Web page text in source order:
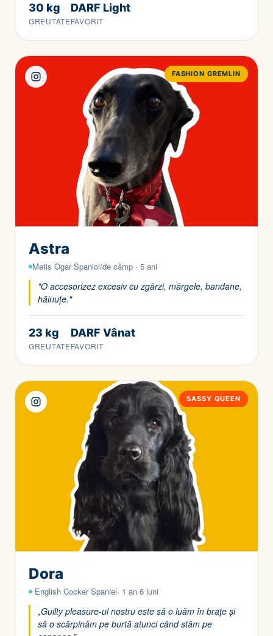
30 kg
GREUTATE
DARF Light
FAVORIT
FASHION GREMLIN
Astra
Metis Ogar Spaniol/de câmp · 5 ani
"O accesorizez excesiv cu zgărzi, mărgele, bandane,
hăinuțe."
23 kg
GREUTATE
DARF Vânat
FAVORIT
SASSY QUEEN
Dora
⁠English Cocker Spaniel· 1 an 6 luni
„Guilty pleasure-ul nostru este să o luăm în brațe și
să o scărpinăm pe burtă atunci când stăm pe